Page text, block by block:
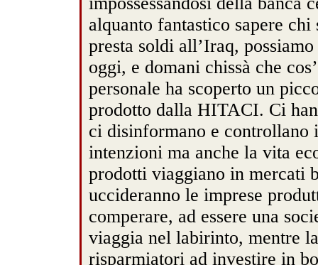
alquanto fantastico sapere
presta soldi all’Iraq,
oggi, e domani chissà che
personale ha scoperto un
prodotto dalla HITACI. Ci
ci disinformano e controllano
intenzioni ma anche la vita
prodotti viaggiano in mercati
uccideranno le imprese
comperare, ad essere una
viaggia nel labirinto, mentre
risparmiatori ad investire in